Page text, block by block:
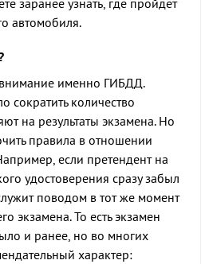
заранее узнать, где пройдет
автомобиля.
именно ГИБДД.
сократить количество
на результаты экзамена. Но
правила в отношении
если претендент на
удостоверения сразу забыл
поводом в тот же момент
экзамена. То есть экзамен
и ранее, но во многих
характер: